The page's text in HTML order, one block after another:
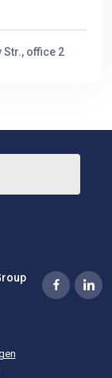
Str., office 2